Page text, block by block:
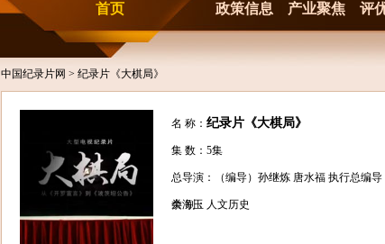
首页 政策信息 产业聚焦 评
中国纪录片网 > 纪录片《大棋局》
名 称： 纪录片《大棋局》
集 数：5集
总导演：（编导）孙继炼 唐水福 执行总编导
余海玉
类 别：人文历史